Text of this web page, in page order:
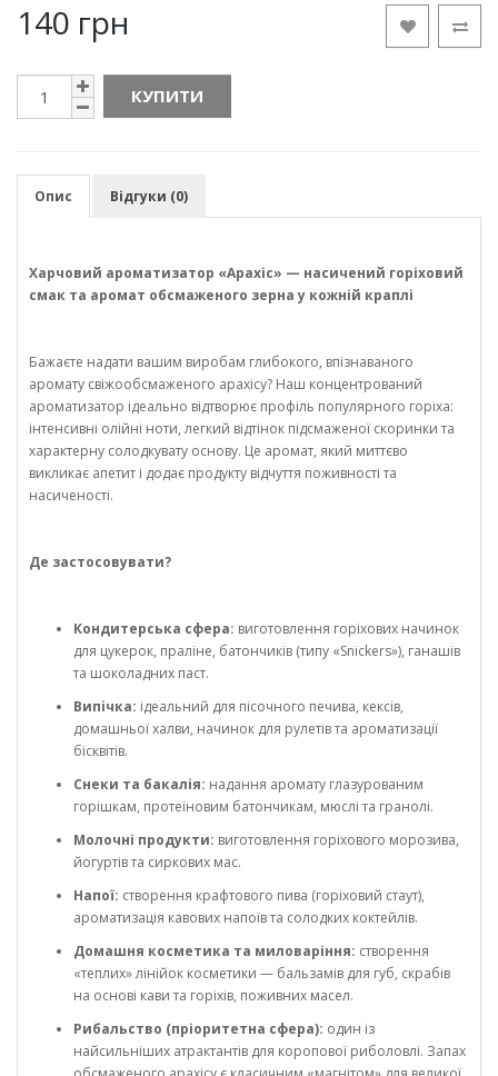
140 грн
КУПИТИ
Опис Відгуки (0)
Харчовий ароматизатор «Арахіс» — насичений горіховий
смак та аромат обсмаженого зерна у кожній краплі
Бажаєте надати вашим виробам глибокого, впізнаваного
аромату свіжообсмаженого арахісу? Наш концентрований
ароматизатор ідеально відтворює профіль популярного горіха:
інтенсивні олійні ноти, легкий відтінок підсмаженої скоринки та
характерну солодкувату основу. Це аромат, який миттєво
викликає апетит і додає продукту відчуття поживності та
насиченості.
Де застосовувати?
Кондитерська сфера: виготовлення горіхових начинок
для цукерок, праліне, батончиків (типу «Snickers»), ганашів
та шоколадних паст.
Випічка: ідеальний для пісочного печива, кексів,
домашньої халви, начинок для рулетів та ароматизації
бісквітів.
Снеки та бакалія: надання аромату глазурованим
горішкам, протеїновим батончикам, мюслі та гранолі.
Молочні продукти: виготовлення горіхового морозива,
йогуртів та сиркових мас.
Напої: створення крафтового пива (горіховий стаут),
ароматизація кавових напоїв та солодких коктейлів.
Домашня косметика та миловаріння: створення
«теплих» лінійок косметики — бальзамів для губ, скрабів
на основі кави та горіхів, поживних масел.
Рибальство (пріоритетна сфера): один із
найсильніших атрактантів для коропової риболовлі. Запах